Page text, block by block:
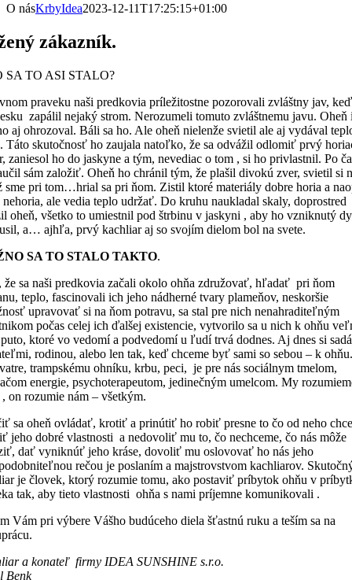
O násKrbyIdea2023-12-11T17:25:15+01:00
zákazník.
SA TO ASI STALO?
praveku naši predkovia príležitostne pozorovali zvláštny jav,
zapálil nejaký strom. Nerozumeli tomuto zvláštnemu javu. Oheň
aj ohrozoval. Báli sa ho. Ale oheň nielenže svietil ale aj vydával
Táto skutočnosť ho zaujala natoľko, že sa odvážil odlomiť prvý
zaniesol ho do jaskyne a tým, nevediac o tom , si ho privlastnil. Po
sám založiť. Oheň ho chránil tým, že plašil divokú zver, svietil si
pri tom…hrial sa pri ňom. Zistil ktoré materiály dobre horia a
nehoria, ale vedia teplo udržať. Do kruhu naukladal skaly, doprostred
oheň, všetko to umiestnil pod štrbinu v jaskyni , aby ho vzniknutý
a… ajhľa, prvý kachliar aj so svojím dielom bol na svete.
SA TO STALO TAKTO.
že sa naši predkovia začali okolo ohňa združovať, hľadať pri ňom
teplo, fascinovali ich jeho nádherné tvary plameňov, neskoršie
upravovať si na ňom potravu, sa stal pre nich nenahraditeľným
počas celej ich ďalšej existencie, vytvorilo sa u nich k ohňu
ktoré vo vedomí a podvedomí u ľudí trvá dodnes. Aj dnes si
rodinou, alebo len tak, keď chceme byť sami so sebou – k
trampskému ohníku, krbu, peci, je pre nás sociálnym tmelom,
energie, psychoterapeutom, jedinečným umelcom. My
on rozumie nám – všetkým.
sa oheň ovládať, krotiť a prinútiť ho robiť presne to čo od neho
jeho dobré vlastnosti a nedovoliť mu to, čo nechceme, čo nás môže
dať vyniknúť jeho kráse, dovoliť mu oslovovať ho nás jeho
rečou je poslaním a majstrovstvom kachliarov.
je človek, ktorý rozumie tomu, ako postaviť príbytok ohňu v
tak, aby tieto vlastnosti ohňa s nami príjemne komunikovali .
Vám pri výbere Vášho budúceho diela šťastnú ruku a teším sa na
a konateľ firmy IDEA SUNSHINE s.r.o.
Benk